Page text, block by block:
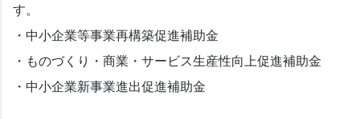
す。
・中小企業等事業再構築促進補助金
・ものづくり・商業・サービス生産性向上促進補助金
・中小企業新事業進出促進補助金